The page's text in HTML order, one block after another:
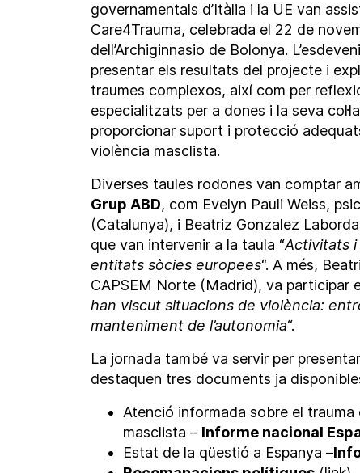
governamentals d’Itàlia i la UE van
Care4Trauma, celebrada el 22 de
dell’Archiginnasio de Bolonya.
presentar els resultats del projecte i
traumes complexos, així com per
especialitzats per a dones i la seva
proporcionar suport i protecció
violència masclista.
Diverses taules rodones van comptar
Grup ABD, com Evelyn Pauli Weiss,
(Catalunya), i Beatriz Gonzalez
que van intervenir a la taula “Activitats
entitats sòcies europees“. A més,
CAPSEM Norte (Madrid), va participar
han viscut situacions de violència:
manteniment de l’autonomia“.
La jornada també va servir per
destaquen tres documents ja
Atenció informada sobre el
masclista – Informe nacional
Estat de la qüestió a Espanya –